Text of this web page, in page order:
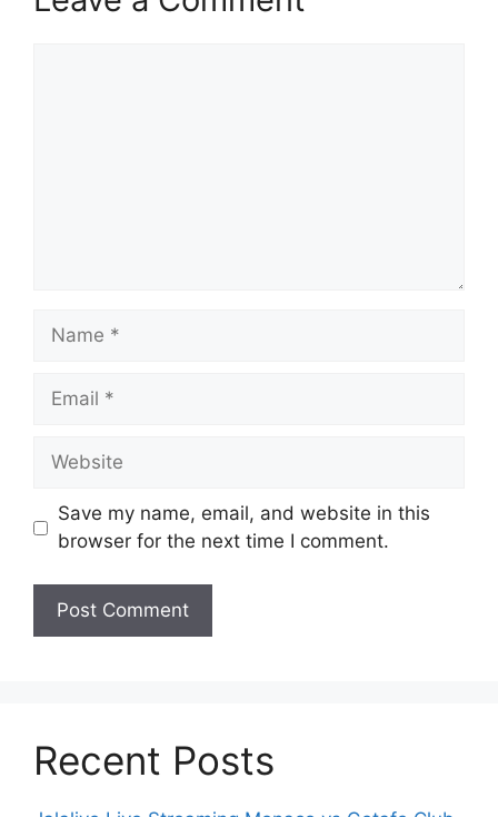
Name
Email
Website
Save my name, email, and website in this
browser for the next time I comment.
Recent Posts